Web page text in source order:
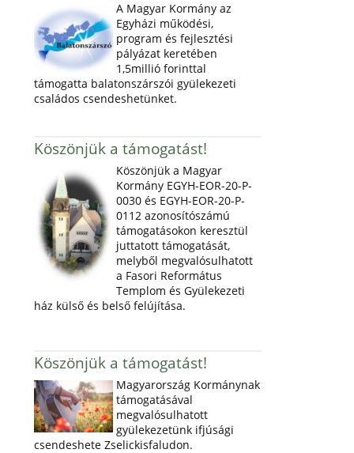
A Magyar Kormány az
Egyházi működési,
program és fejlesztési
pályázat keretében
1,5millió forinttal
támogatta balatonszárszói gyülekezeti
családos csendeshetünket.
Köszönjük a támogatást!
Köszönjük a Magyar
Kormány EGYH-EOR-20-P-
0030 és EGYH-EOR-20-P-
0112 azonosítószámú
támogatásokon keresztül
juttatott támogatását,
melyből megvalósulhatott
a Fasori Református
Templom és Gyülekezeti
ház külső és belső felújítása.
Köszönjük a támogatást!
Magyarország Kormánynak
támogatásával
megvalósulhatott
gyülekezetünk ifjúsági
csendeshete Zselickisfaludon.